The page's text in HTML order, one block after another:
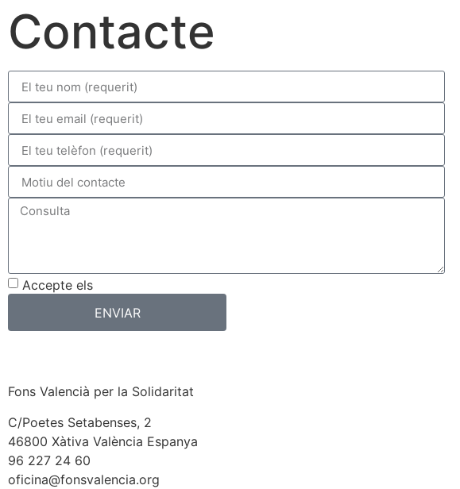
Contacte
Accepte els
ENVIAR
Fons Valencià per la Solidaritat
C/Poetes Setabenses, 2
46800 Xàtiva València Espanya
96 227 24 60
oficina@fonsvalencia.org